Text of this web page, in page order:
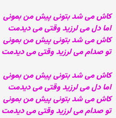
کاش می شد بتونی پیش من بمونی
اما دل می لرزید وقتی می دیدمت
کاش می شد بتونی پیش من بمونی
تو صدام می لرزید وقتی می دیدمت
کاش می شد بتونی پیش من بمونی
اما دل می لرزید وقتی می دیدمت
کاش می شد بتونی پیش من بمونی
تو صدام می لرزید وقتی می دیدمت